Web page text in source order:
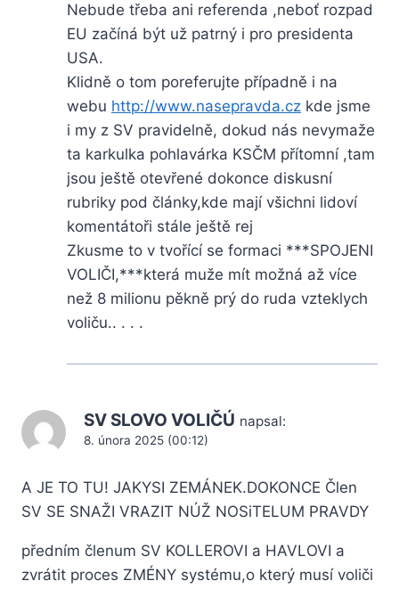
Nebude třeba ani referenda ,neboť rozpad
EU začíná být už patrný i pro presidenta
USA.
Klidně o tom poreferujte případně i na
webu http://www.nasepravda.cz kde jsme
i my z SV pravidelně, dokud nás nevymaže
ta karkulka pohlavárka KSČM přítomní ,tam
jsou ještě otevřené dokonce diskusní
rubriky pod články,kde mají všichni lidoví
komentátoři stále ještě rej
Zkusme to v tvořící se formaci ***SPOJENI
VOLIČI,***která muže mít možná až více
než 8 milionu pěkně prý do ruda vzteklych
voliču.. . . .
SV SLOVO VOLIČÚ napsal:
8. února 2025 (00:12)
A JE TO TU! JAKYSI ZEMÁNEK.DOKONCE Člen
SV SE SNAŽI VRAZIT NÚŽ NOSiTELUM PRAVDY
předním členum SV KOLLEROVI a HAVLOVI a
zvrátit proces ZMÉNY systému,o který musí voliči